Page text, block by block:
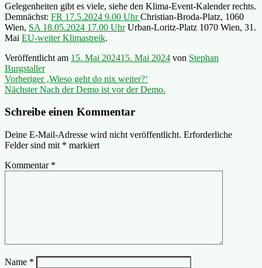
Gelegenheiten gibt es viele, siehe den Klima-Event-Kalender rechts.
Demnächst: FR 17.5.2024 9.00 UhrChristian-Broda-Platz, 1060
Wien, SA 18.05.2024 17.00 UhrUrban-Loritz-Platz 1070 Wien, 31.
Mai EU-weiter Klimastreik.
Veröffentlicht am 15. Mai 202415. Mai 2024 von Stephan
Burgstaller
Beitragsnavigation
Vorheriger Vorheriger
Beitrag:
‚Wieso geht do nix weiter?‘
Nächster Nächster
Nach der Demo ist vor der Demo.
Schreibe einen Kommentar
Deine E-Mail-Adresse wird nicht veröffentlicht. Erforderliche
Felder sind mit * markiert
Kommentar *
Name *